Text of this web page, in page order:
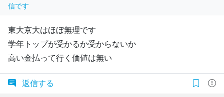
信です
東大京大はほぼ無理です
学年トップが受かるか受からないか
高い金払って行く価値は無い
返信する